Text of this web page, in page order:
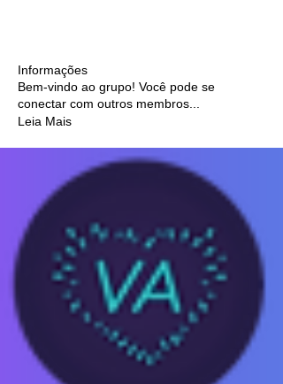
Informações
Bem-vindo ao grupo! Você pode se
conectar com outros membros
Leia Mais